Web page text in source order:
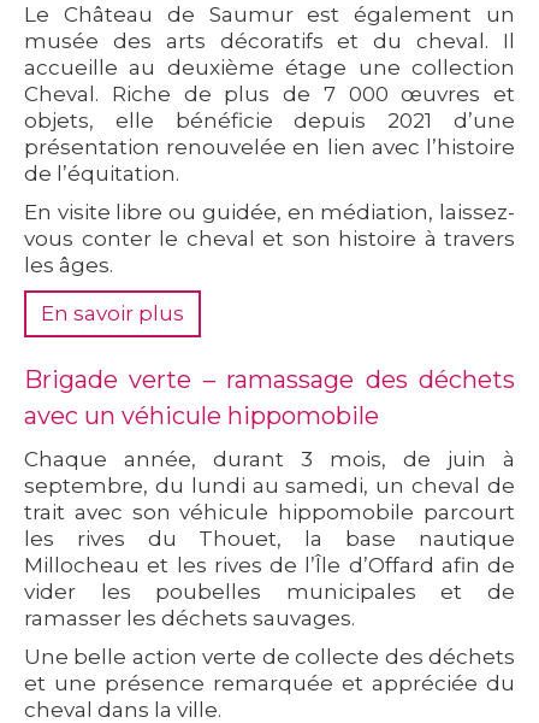
Le Château de Saumur est également un
musée des arts décoratifs et du cheval. Il
accueille au deuxième étage une collection
Cheval. Riche de plus de 7 000 œuvres et
objets, elle bénéficie depuis 2021 d’une
présentation renouvelée en lien avec l’histoire
de l’équitation.
En visite libre ou guidée, en médiation, laissez-
vous conter le cheval et son histoire à travers
les âges.
En savoir plus
Brigade verte – ramassage des déchets
avec un véhicule hippomobile
Chaque année, durant 3 mois, de juin à
septembre, du lundi au samedi, un cheval de
trait avec son véhicule hippomobile parcourt
les rives du Thouet, la base nautique
Millocheau et les rives de l’Île d’Offard afin de
vider les poubelles municipales et de
ramasser les déchets sauvages.
Une belle action verte de collecte des déchets
et une présence remarquée et appréciée du
cheval dans la ville.